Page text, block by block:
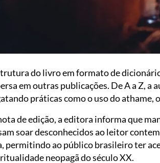
do livro em formato de
em outras publicações. De A a Z,
práticas como o uso do athame,
de edição, a editora informa que
soar desconhecidos ao leitor
permitindo ao público brasileiro ter
neopagã do século XX.